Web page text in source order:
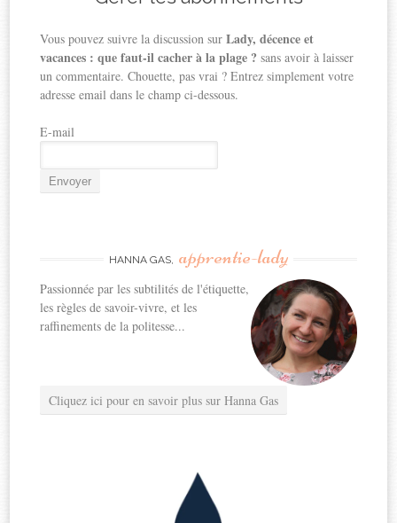
Vous pouvez suivre la discussion surLady, décence et
vacances : que faut-il cacher à la plage ? sans avoir à laisser
un commentaire. Chouette, pas vrai ? Entrez simplement votre
adresse email dans le champ ci-dessous.
E-mail
HANNA GAS, apprentie-lady
Passionnée par les subtilités de l'étiquette,
les règles de savoir-vivre, et les
raffinements de la politesse...
Cliquez ici pour en savoir plus sur Hanna Gas